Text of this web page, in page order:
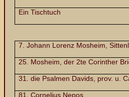
Ein Tischtuch
7. Johann Lorenz Mosheim,
25. Mosheim, der 2te Corinther
31. die Psalmen Davids, prov. u.
81. Cornelius Nepos